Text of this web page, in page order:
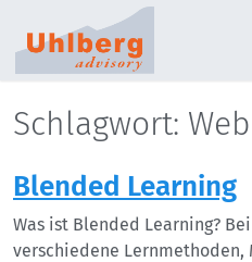
Schlagwort:
Blended Learning
Was ist Blended Learning?
verschiedene Lernmethoden,